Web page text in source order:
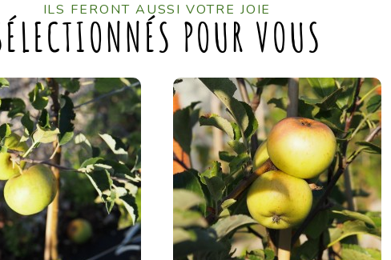
ILS FERONT AUSSI VOTRE JOIE
POUR VOUS